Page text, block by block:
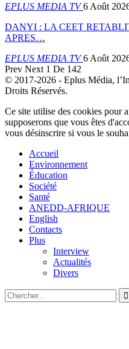
EPLUS MEDIA TV6 Août
DANYI : LA CEET
APRES…
EPLUS MEDIA TV6 Août
Prev Next 1 De 142
© 2017-2026 - Eplus Média,
Droits Réservés.
Ce site utilise des cookies pour
supposerons que vous êtes
vous désinscrire si vous le
Accueil
Environnement
Éducation
Société
Santé
ANEDD-AFRIQUE
English
Contacts
Plus
Interview
Actualités
Divers